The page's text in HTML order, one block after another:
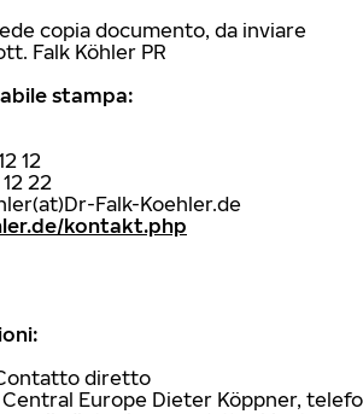
copia documento, da inviare
Falk Köhler PR
stampa:
12
22
Falk-Koehler.de
kontakt.php
diretto
Europe Dieter Köppner,